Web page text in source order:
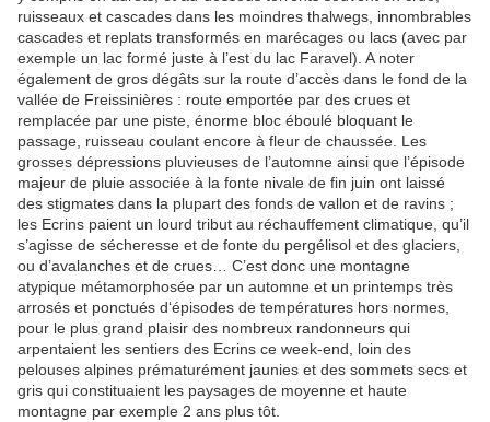
ruisseaux et cascades dans les moindres thalwegs, innombrables
cascades et replats transformés en marécages ou lacs (avec par
exemple un lac formé juste à l’est du lac Faravel). A noter
également de gros dégâts sur la route d’accès dans le fond de la
vallée de Freissinières : route emportée par des crues et
remplacée par une piste, énorme bloc éboulé bloquant le
passage, ruisseau coulant encore à fleur de chaussée. Les
grosses dépressions pluvieuses de l’automne ainsi que l’épisode
majeur de pluie associée à la fonte nivale de fin juin ont laissé
des stigmates dans la plupart des fonds de vallon et de ravins ;
les Ecrins paient un lourd tribut au réchauffement climatique, qu’il
s’agisse de sécheresse et de fonte du pergélisol et des glaciers,
ou d’avalanches et de crues… C’est donc une montagne
atypique métamorphosée par un automne et un printemps très
arrosés et ponctués d‘épisodes de températures hors normes,
pour le plus grand plaisir des nombreux randonneurs qui
arpentaient les sentiers des Ecrins ce week-end, loin des
pelouses alpines prématurément jaunies et des sommets secs et
gris qui constituaient les paysages de moyenne et haute
montagne par exemple 2 ans plus tôt.